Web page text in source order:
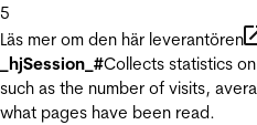
5
Läs mer om den här leverantören
_hjSession_#Collects statistics
such as the number of visits,
what pages have been read.